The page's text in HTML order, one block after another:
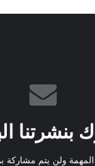
بنشرتنا
ولن يتم مشاركة